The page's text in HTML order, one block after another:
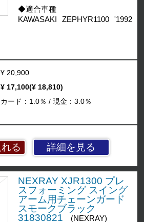
◆適合車種
KAWASAKI ZEPHYR1100 '1992
詳細を見る
¥ 20,900
¥ 17,100(¥ 18,810)
カード：1.0％ / 現金：3.0％
NEXRAY XJR1300 プレ
スフォーミング スイング
アーム用チェーンガード
スモークブラック
31830821
(NEXRAY)